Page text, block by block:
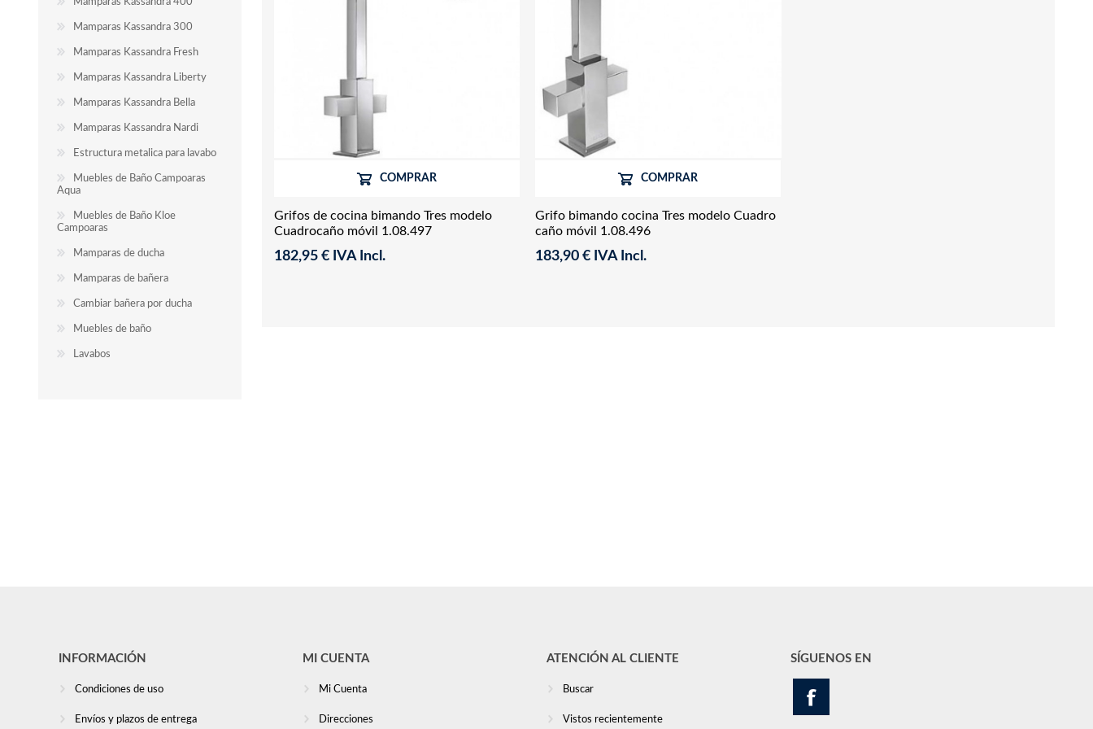
Grifos de cocina bimando Tres modelo
Cuadrocaño móvil 1.08.497
182,95 € IVA Incl.
COMPRAR
Grifo bimando cocina Tres modelo Cuadro
caño móvil 1.08.496
183,90 € IVA Incl.
COMPRAR
Mamparas Kassandra 300
Mamparas Kassandra Fresh
Mamparas Kassandra Liberty
Mamparas Kassandra Bella
Mamparas Kassandra Nardi
Estructura metalica para lavabo
Muebles de Baño Campoaras
Aqua
Muebles de Baño Kloe
Campoaras
Mamparas de ducha
Mamparas de bañera
Cambiar bañera por ducha
Muebles de baño
Lavabos
INFORMACIÓN
Condiciones de uso
Envíos y plazos de entrega
MI CUENTA
Mi Cuenta
Direcciones
ATENCIÓN AL CLIENTE
Buscar
Vistos recientemente
SÍGUENOS EN